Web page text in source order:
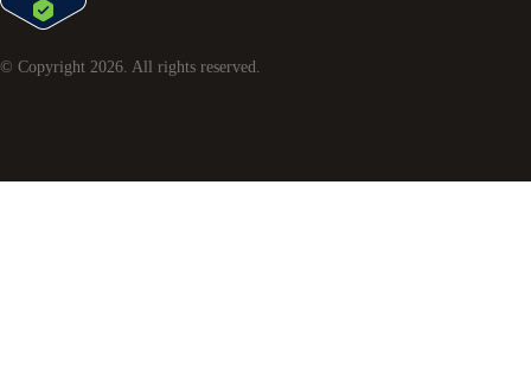
© Copyright 2026. All rights reserved.